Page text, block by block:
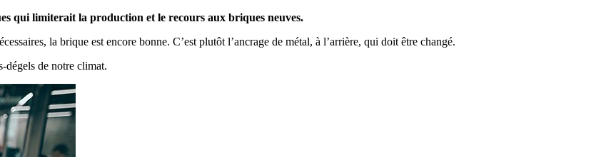
qui limiterait la production et le recours aux briques neuves.
la brique est encore bonne. C’est plutôt l’ancrage de métal, à l’arrière, qui doit être changé.
dégels de notre climat.